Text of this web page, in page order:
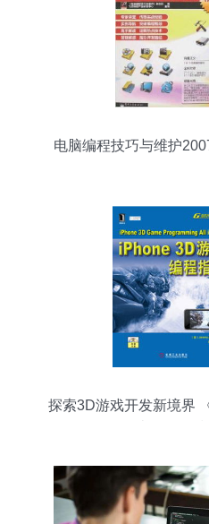
电脑编程技巧与维护
探索3D游戏开发新境界